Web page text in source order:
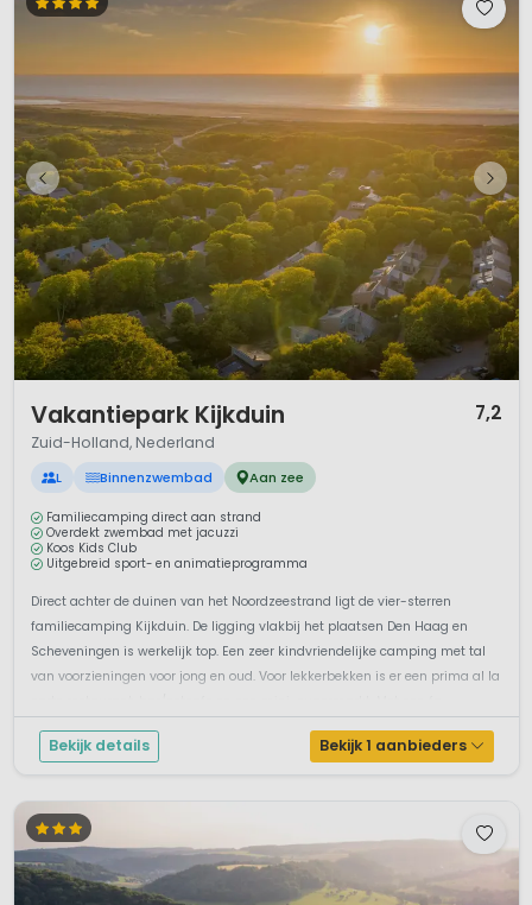
Vakantiepark Kijkduin 7,2
Zuid-Holland, Nederland
L Binnenzwembad Aan zee
Familiecamping direct aan strand
Overdekt zwembad met jacuzzi
Koos Kids Club
Uitgebreid sport- en animatieprogramma
Direct achter de duinen van het Noordzeestrand ligt de vier-sterren
familiecamping Kijkduin. De ligging vlakbij het plaatsen Den Haag en
Scheveningen is werkelijk top. Een zeer kindvriendelijke camping met tal
van voorzieningen voor jong en oud. Voor lekkerbekken is er een prima al la
Bekijk details Bekijk 1 aanbieders